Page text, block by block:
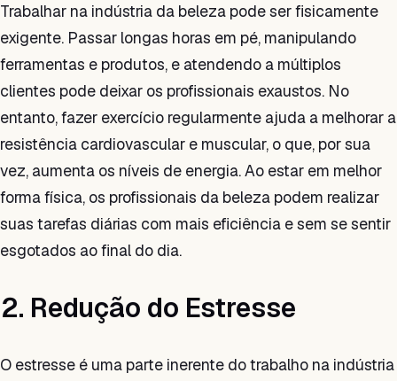
Trabalhar na indústria da beleza pode ser fisicamente
exigente. Passar longas horas em pé, manipulando
ferramentas e produtos, e atendendo a múltiplos
clientes pode deixar os profissionais exaustos. No
entanto, fazer exercício regularmente ajuda a melhorar a
resistência cardiovascular e muscular, o que, por sua
vez, aumenta os níveis de energia. Ao estar em melhor
forma física, os profissionais da beleza podem realizar
suas tarefas diárias com mais eficiência e sem se sentir
esgotados ao final do dia.
2. Redução do Estresse
O estresse é uma parte inerente do trabalho na indústria